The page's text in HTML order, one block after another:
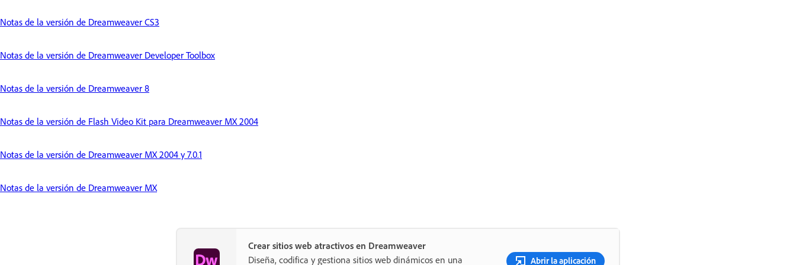
Notas de la versión de Dreamweaver CS3
Notas de la versión de Dreamweaver Developer Toolbox
Notas de la versión de Dreamweaver 8
Notas de la versión de Flash Video Kit para Dreamweaver MX 2004
Notas de la versión de Dreamweaver MX 2004 y 7.0.1
Notas de la versión de Dreamweaver MX
Crear sitios web atractivos en Dreamweaver
Diseña, codifica y gestiona sitios web dinámicos en una
Abrir la aplicación